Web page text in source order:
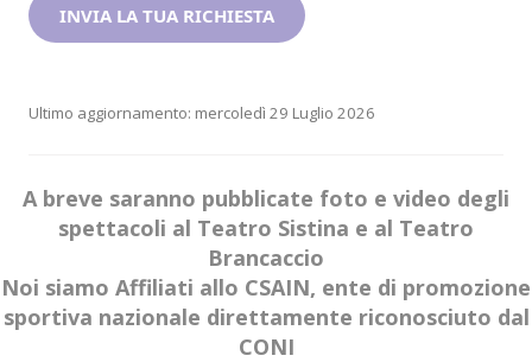
Ultimo aggiornamento: mercoledì 29 Luglio 2026
A breve saranno pubblicate foto e video degli
spettacoli al Teatro Sistina e al Teatro
Brancaccio
Noi siamo Affiliati allo CSAIN, ente di promozione
sportiva nazionale direttamente riconosciuto dal
CONI